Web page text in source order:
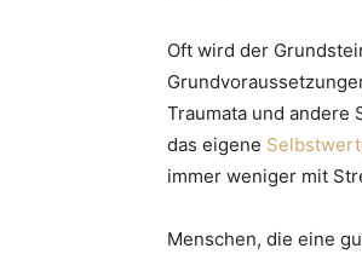
Oft wird der
Traumata und andere
das eigene
immer weniger mit
Menschen, die eine